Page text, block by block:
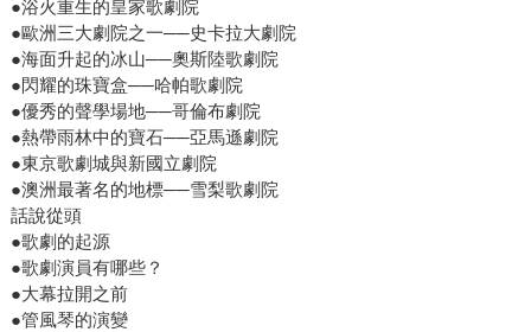
●浴火重生的皇家歌劇院
●歐洲三大劇院之一──史卡拉大劇院
●海面升起的冰山──奧斯陸歌劇院
●閃耀的珠寶盒──哈帕歌劇院
●優秀的聲學場地──哥倫布劇院
●熱帶雨林中的寶石──亞馬遜劇院
●東京歌劇城與新國立劇院
●澳洲最著名的地標──雪梨歌劇院
話說從頭
●歌劇的起源
●歌劇演員有哪些？
●大幕拉開之前
●管風琴的演變